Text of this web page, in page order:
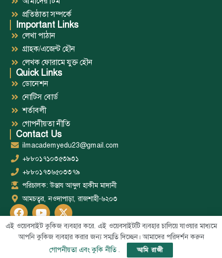
প্রতিষ্ঠাতা সম্পর্কে
Important Links
লেখা পাঠান
গ্রাহক/এজেন্ট হৌন
লেখক ফোরামে যুক্ত হৌন
Quick Links
ডোনেশন
নোটিস বোর্ড
শর্তাবলী
গোপনীয়তা নীতি
Contact Us
ilmacademyedu23@gmail.com
+৮৮০১৭১০৩৫৩৯৩১
+৮৮০১৭৩৬৫০৩৩৭৯
পরিচালক: উস্তায আব্দুল হাকীম মাদানী
আমচত্বর, নওদাপাড়া, রাজশাহী-৬২০৩
All Right Reserved @Al-Ilm BD 2026-1447 – Developed byWeb
Developer Abu Bashar.
এই ওয়েবসাইট কুকিজ ব্যবহার করে. এই ওয়েবসাইটটি ব্যবহার চালিয়ে যাওয়ার মাধ্যমে
আপনি কুকিজ ব্যবহার করার জন্য সম্মতি দিচ্ছেন। আমাদের পরিদর্শন করুন
গোপনীয়তা এবং কুকি নীতি . আমি রাজী